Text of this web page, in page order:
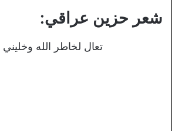
شعر حزين عراقي:
تعال لخاطر الله وخليني